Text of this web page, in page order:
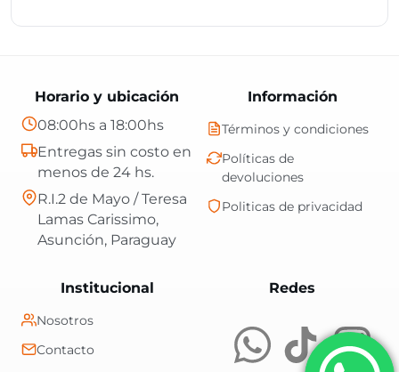
RedesCentral Shop es
Información
Términos y condiciones
Políticas de
devoluciones
Politicas de privacidad
Institucional
Nosotros
Contacto
Horario y ubicación
08:00hs a 18:00hs
Entregas sin costo en
menos de 24 hs.
R.I.2 de Mayo / Teresa
Lamas Carissimo,
Asunción, Paraguay